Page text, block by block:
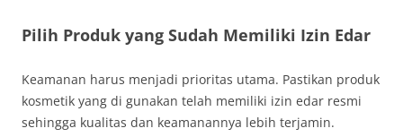
Pilih Produk yang Sudah Memiliki Izin Edar
Keamanan harus menjadi prioritas utama. Pastikan produk
kosmetik yang di gunakan telah memiliki izin edar resmi
sehingga kualitas dan keamanannya lebih terjamin.